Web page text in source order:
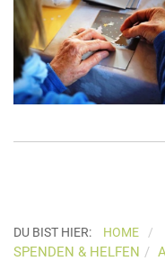
DU BIST HIER: HOME
SPENDEN & HELFEN